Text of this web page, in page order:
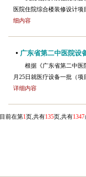
医院住院综合楼装修设计
细内容
• 广东省第二中医院设
根据《广东省第二中医
月25日就医疗设备一批（
详细内容
目前在第1页,共有135页,共有1347